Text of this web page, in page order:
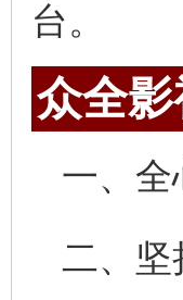
台。
众全
一、全
二、坚